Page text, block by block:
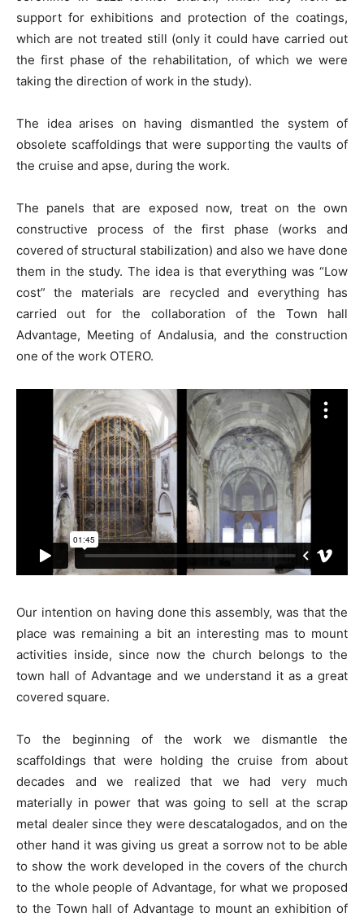
support for exhibitions and protection of the coatings,
which are not treated still (only it could have carried out
the first phase of the rehabilitation, of which we were
taking the direction of work in the study).
The idea arises on having dismantled the system of
obsolete scaffoldings that were supporting the vaults of
the cruise and apse, during the work.
The panels that are exposed now, treat on the own
constructive process of the first phase (works and
covered of structural stabilization) and also we have done
them in the study. The idea is that everything was “Low
cost” the materials are recycled and everything has
carried out for the collaboration of the Town hall
Advantage, Meeting of Andalusia, and the construction
one of the work OTERO.
Our intention on having done this assembly, was that the
place was remaining a bit an interesting mas to mount
activities inside, since now the church belongs to the
town hall of Advantage and we understand it as a great
covered square.
To the beginning of the work we dismantle the
scaffoldings that were holding the cruise from about
decades and we realized that we had very much
materially in power that was going to sell at the scrap
metal dealer since they were descatalogados, and on the
other hand it was giving us great a sorrow not to be able
to show the work developed in the covers of the church
to the whole people of Advantage, for what we proposed
to the Town hall of Advantage to mount an exhibition of